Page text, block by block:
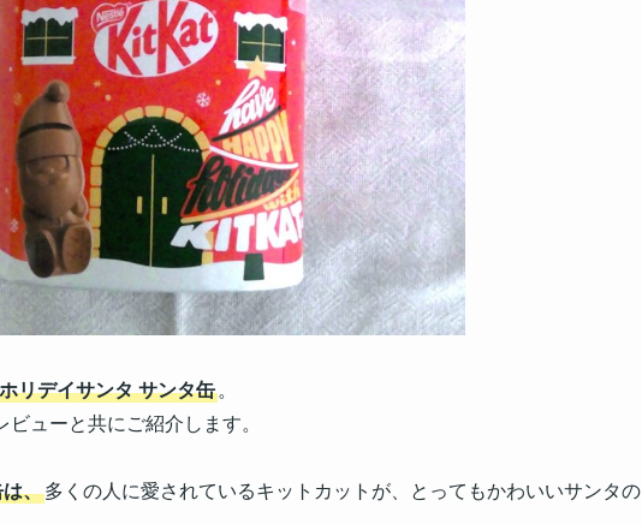
リデイサンタ サンタ缶。
ューと共にご紹介します。
、多くの人に愛されているキットカットが、とってもかわいいサンタの